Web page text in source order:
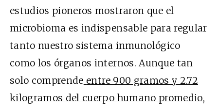
estudios pioneros mostraron que el
microbioma es indispensable para regular
tanto nuestro sistema inmunológico
como los órganos internos. Aunque tan
solo comprende entre 900 gramos y 2.72
kilogramos del cuerpo humano promedio,